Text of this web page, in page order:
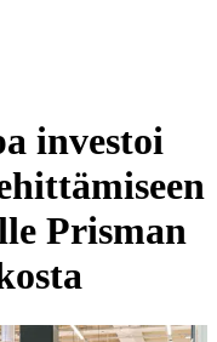
investoi
Prisman